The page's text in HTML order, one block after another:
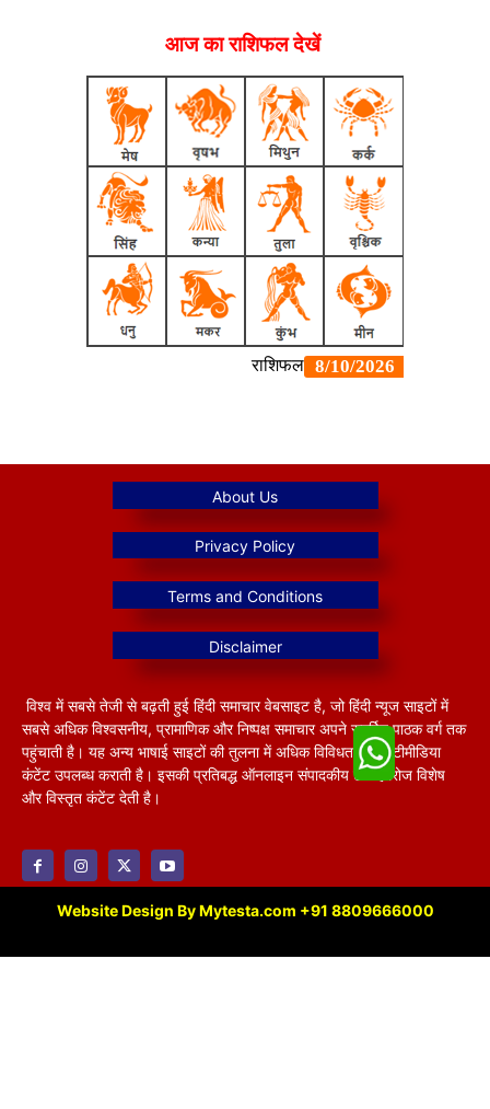
आज का राशिफल देखें
विश्व में सबसे तेजी से बढ़ती हुई हिंदी समाचार वेबसाइट है, जो हिंदी न्यूज साइटों में
सबसे अधिक विश्वसनीय, प्रामाणिक और निष्पक्ष समाचार अपने समर्पित पाठक वर्ग तक
पहुंचाती है। यह अन्य भाषाई साइटों की तुलना में अधिक विविधतापूर्ण मल्टीमीडिया
कंटेंट उपलब्ध कराती है। इसकी प्रतिबद्ध ऑनलाइन संपादकीय टीम हररोज विशेष
और विस्तृत कंटेंट देती है।
Website Design By Mytesta.com +91 8809666000